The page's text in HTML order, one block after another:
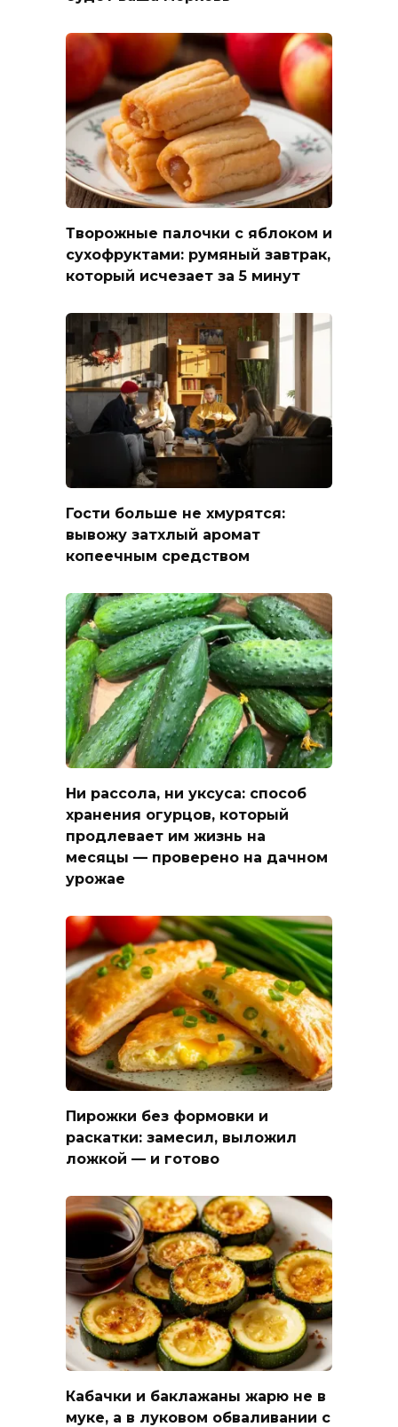
Творожные палочки с яблоком и
сухофруктами: румяный завтрак,
который исчезает за 5 минут
Гости больше не хмурятся:
вывожу затхлый аромат
копеечным средством
Ни рассола, ни уксуса: способ
хранения огурцов, который
продлевает им жизнь на
месяцы — проверено на дачном
урожае
Пирожки без формовки и
раскатки: замесил, выложил
ложкой — и готово
Кабачки и баклажаны жарю не в
муке, а в луковом обваливании с